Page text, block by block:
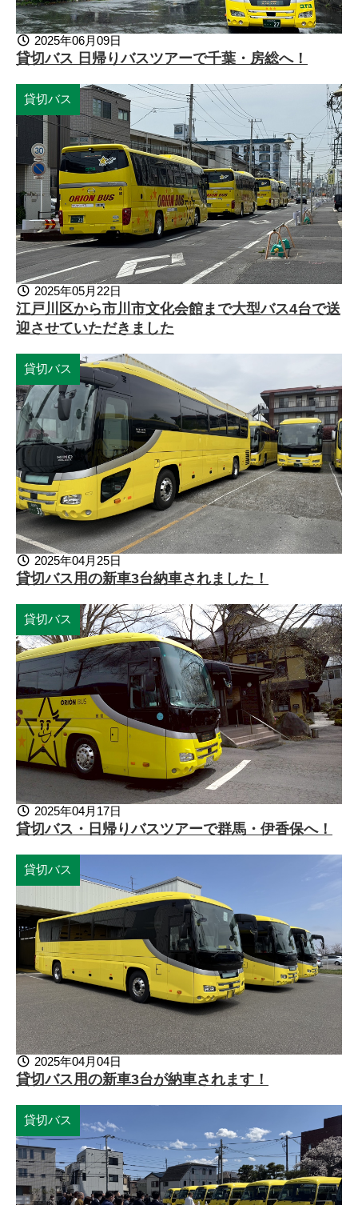
2025年06月09日
貸切バス 日帰りバスツアーで千葉・房総へ！
貸切バス
2025年05月22日
江戸川区から市川市文化会館まで大型バス4台で送
迎させていただきました
貸切バス
2025年04月25日
貸切バス用の新車3台納車されました！
貸切バス
2025年04月17日
貸切バス・日帰りバスツアーで群馬・伊香保へ！
貸切バス
2025年04月04日
貸切バス用の新車3台が納車されます！
貸切バス